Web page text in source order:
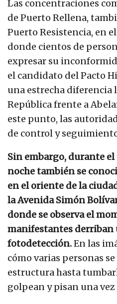
Las concentraciones
de Puerto Rellena,
Puerto Resistencia, en
donde cientos de
expresar su
el candidato del Pacto
una estrecha diferencia
República frente a
este punto, las
de control y
Sin embargo, durante
noche también se
en el oriente de la
la Avenida Simón
donde se observa el
manifestantes derriban
fotodetección.En las
cómo varias personas
estructura hasta
golpean y pisan una vez